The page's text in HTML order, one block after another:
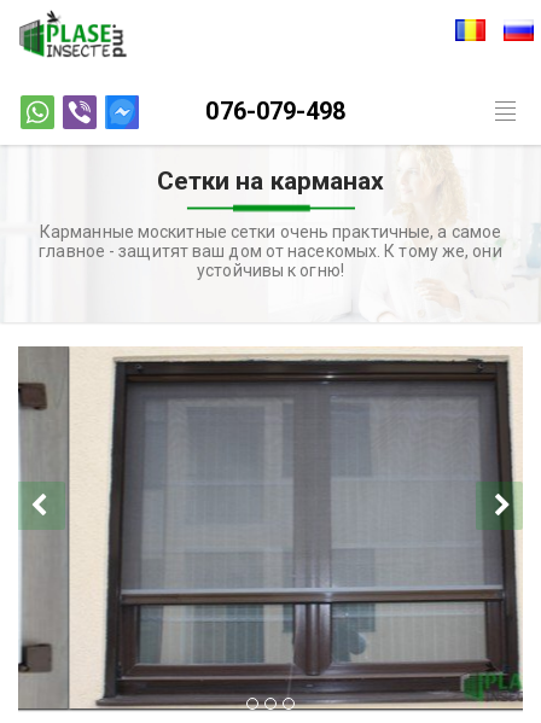
076-079-498
Сетки на карманах
Карманные москитные сетки очень практичные, а самое
главное - защитят ваш дом от насекомых. К тому же, они
устойчивы к огню!
Previous